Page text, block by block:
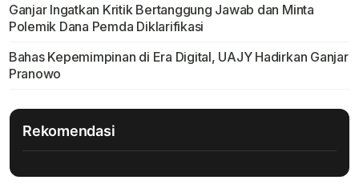
Ganjar Ingatkan Kritik Bertanggung Jawab dan Minta
Polemik Dana Pemda Diklarifikasi
Bahas Kepemimpinan di Era Digital, UAJY Hadirkan Ganjar
Pranowo
Rekomendasi